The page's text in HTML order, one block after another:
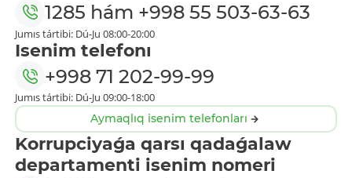
1285 hám +998 55 503-63-63
Jumıs tártibi: Dú-Ju 08:00-20:00
Isenim telefonı
+998 71 202-99-99
Jumıs tártibi: Dú-Ju 09:00-18:00
Aymaqlıq isenim telefonları
Korrupciyaǵa qarsı qadaǵalaw
departamenti isenim nomeri